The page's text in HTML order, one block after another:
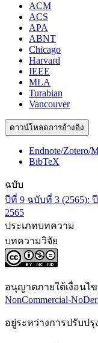
ACM
ACS
APA
ABNT
Chicago
Harvard
IEEE
MLA
Turabian
Vancouver
ดาวน์โหลดการอ้างอิง
Endnote/Zotero/
BibTeX
ฉบับ
ปีที่ 9 ฉบับที่ 3 (2565):
2565
ประเภทบทความ
บทความวิจัย
อนุญาตภายใต้เงื่อนไข
NonCommercial-
อยู่ระหว่างการปรับป